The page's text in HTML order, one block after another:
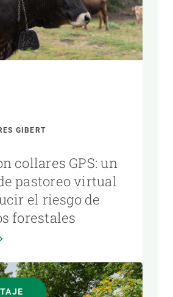
GIBERT
collares GPS: un
pastoreo virtual
el riesgo de
forestales